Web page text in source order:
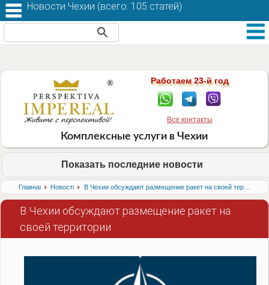
Работаем 23-й год
Все контакты
Комплексные услуги в Чехии
Показать последние новости
Главная › Новости › В Чехии обсуждают размещение ракет на своей территории
В Чехии обсуждают размещение ракет на
своей территории
Новости Чехии (всего: 105 статей)